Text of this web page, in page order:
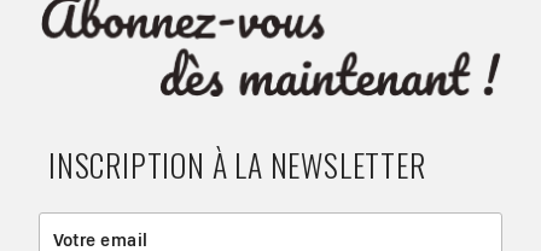
INSCRIPTION À LA NEWSLETTER